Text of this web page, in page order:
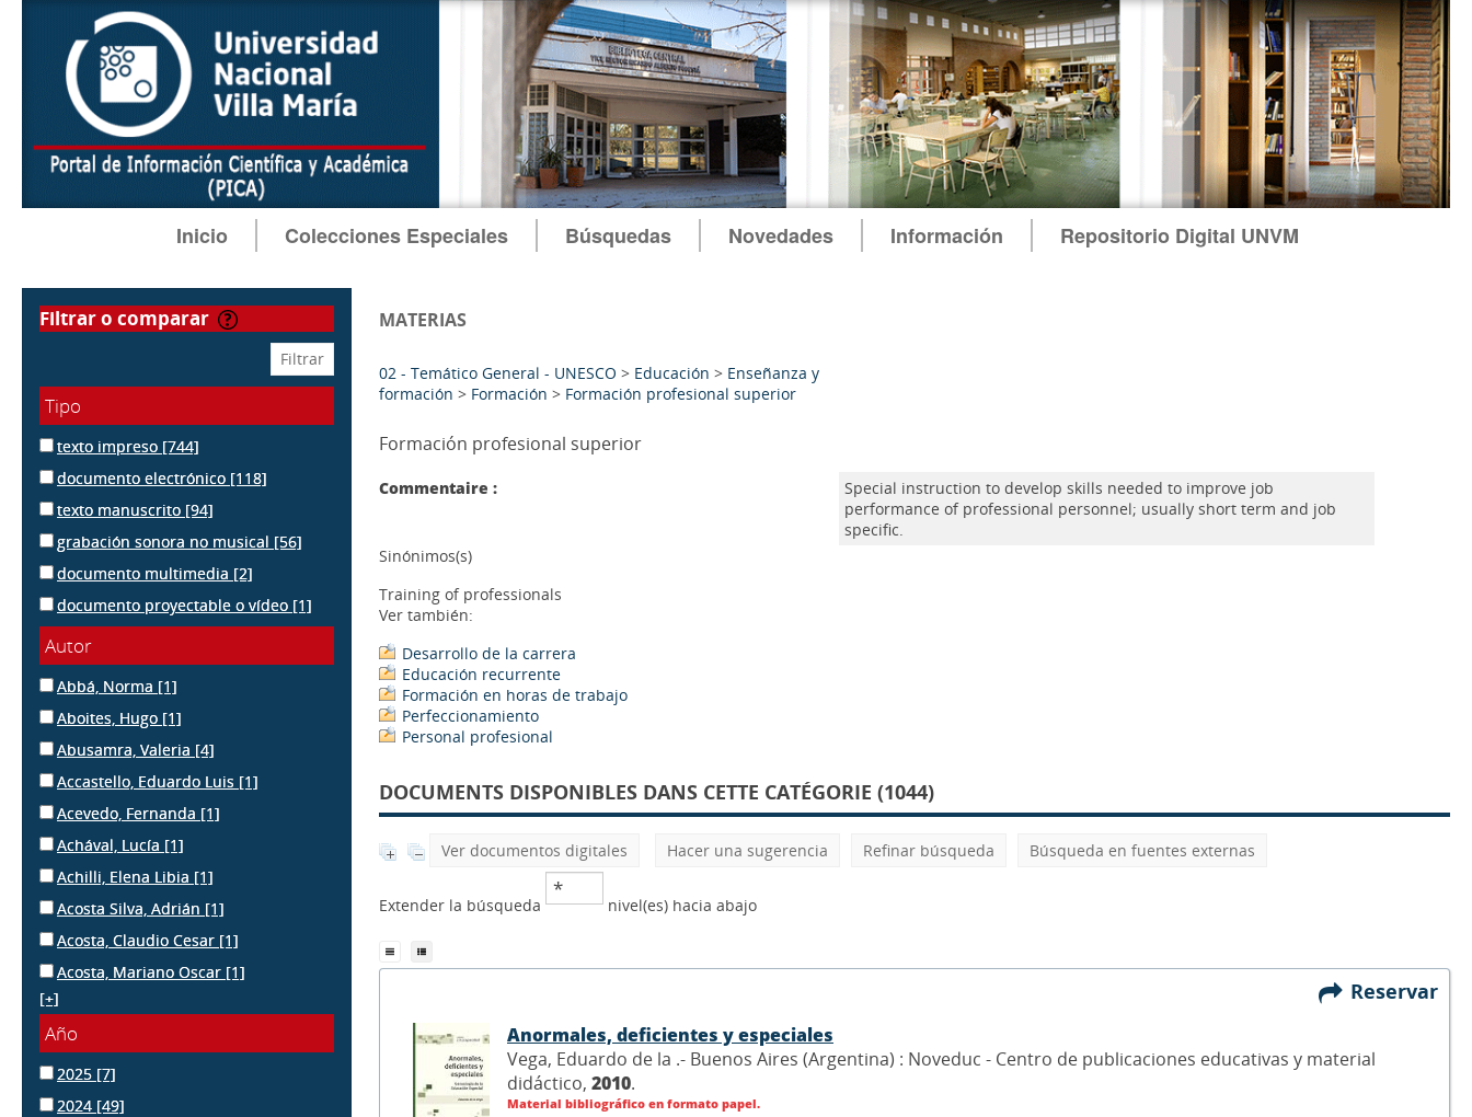
Inicio Colecciones Especiales Búsquedas Novedades Información Repositorio Digital UNVM
filtrar o comparar
Tipo
texto impreso [744]
documento electrónico [118]
texto manuscrito [94]
grabación sonora no musical [56]
documento multimedia [2]
documento proyectable o vídeo [1]
Autor
Abbá, Norma [1]
Aboites, Hugo [1]
Abusamra, Valeria [4]
Accastello, Eduardo Luis [1]
Acevedo, Fernanda [1]
Achával, Lucía [1]
Achilli, Elena Libia [1]
Acosta Silva, Adrián [1]
Acosta, Claudio Cesar [1]
Acosta, Mariano Oscar [1]
[+]
Año
2025 [7]
2024 [49]
MATERIAS
02 - Temático General - UNESCO > Educación > Enseñanza y
formación > Formación > Formación profesional superior
Formación profesional superior
Commentaire :
Special instruction to develop skills needed to improve job
performance of professional personnel; usually short term and job
specific.
Sinónimos(s)
Training of professionals
Ver también:
Desarrollo de la carrera
Educación recurrente
Formación en horas de trabajo
Perfeccionamiento
Personal profesional
DOCUMENTS DISPONIBLES DANS CETTE CATÉGORIE (1044)
Ver documentos digitales Hacer una sugerencia Refinar búsqueda Búsqueda en fuentes externas
Extender la búsqueda nivel(es) hacia abajo
Reservar
Anormales, deficientes y especiales
Vega, Eduardo de la .- Buenos Aires (Argentina) : Noveduc - Centro de publicaciones educativas y material
didáctico, 2010.
Material bibliográfico en formato papel.